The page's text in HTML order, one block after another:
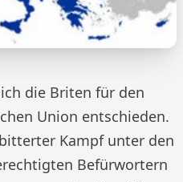
die Briten für den
Union entschieden.
Kampf unter den
Befürwortern